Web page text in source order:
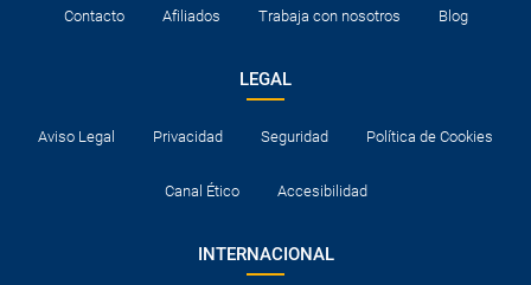
Contacto Afiliados Trabaja con nosotros Blog
LEGAL
Aviso Legal Privacidad Seguridad Política de Cookies
Canal Ético Accesibilidad
INTERNACIONAL